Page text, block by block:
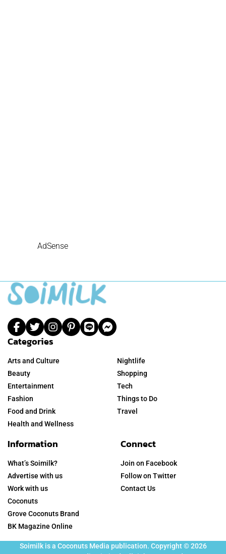
AdSense
Categories
Arts and Culture
Beauty
Entertainment
Fashion
Food and Drink
Health and Wellness
Nightlife
Shopping
Tech
Things to Do
Travel
Information
What’s Soimilk?
Advertise with us
Work with us
Coconuts
Grove Coconuts Brand
BK Magazine Online
Connect
Join on Facebook
Follow on Twitter
Contact Us
Soimilk is a Coconuts Media publication. Copyright © 2026